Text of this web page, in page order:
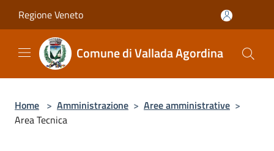
Regione Veneto
Comune di Vallada Agordina
Home > Amministrazione > Aree amministrative >
Area Tecnica